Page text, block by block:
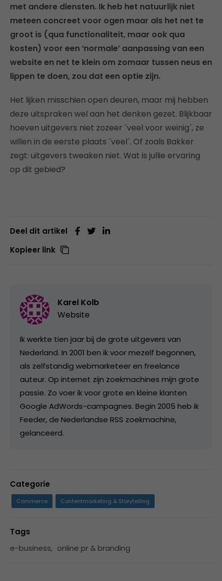
met andere diensten. Ik heb het natuurlijk niet
meteen concreet voor ogen maar als het net te
groot is (qua functionaliteit, maar ook qua
kosten) voor een ‘normale’ aanpassing van een
website en net te klein om zomaar tussen neus en
lippen te doen, zou dat een optie zijn.
Het lijken misschien open deuren, maar mij hebben
deze uitspraken wel aan het denken gezet. Blijkbaar
hoeven uitgevers niet zozeer ´veel voor weinig´, ze
willen in de eerste plaats ´veel´. Of zoals Bakker
zegt: uitgevers tweaken niet. Wat is jullie ervaring
op dit gebied?
Deel dit artikel
Kopieer link
Karel Kolb
Website
Ik werkte tien jaar bij de grote uitgevers van
Nederland. In 2001 ben ik voor mezelf begonnen,
als zelfstandig webmarketeer en freelance
auteur. Op internet zijn zoekmachines mijn grote
passie. Zo voer ik voor grote en kleine klanten
Google AdWords-campagnes. Begin 2005 heb ik
Feeder, de Nederlandse RSS zoekmachine,
gelanceerd.
Categorie
Commerce Contentmarketing & Storytelling
Tags
e-business, online pr & branding